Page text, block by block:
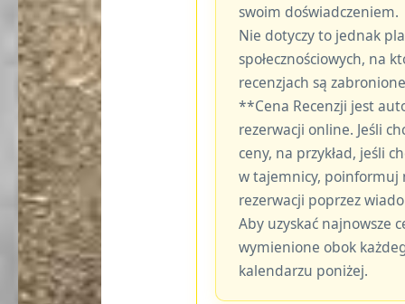
swoim doświadczeniem.
Nie dotyczy to jednak
społecznościowych, na
recenzjach są
**Cena Recenzji jest
rezerwacji online. Jeśli
ceny, na przykład, jeśli
w tajemnicy, poinformuj
rezerwacji poprzez
Aby uzyskać najnowsze
wymienione obok
kalendarzu poniżej.